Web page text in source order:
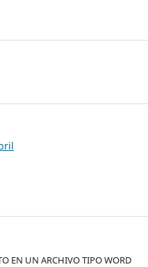
EN UN ARCHIVO TIPO WORD